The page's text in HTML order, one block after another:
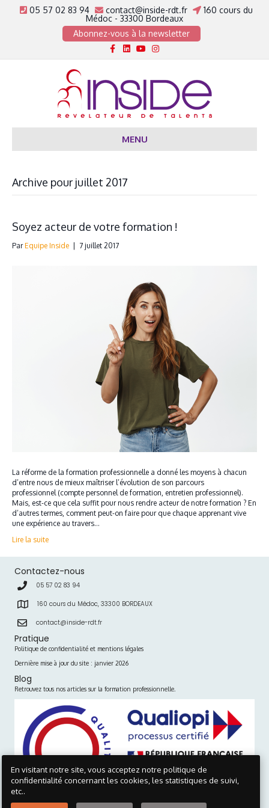
05 57 02 83 94 contact@inside-rdt.fr
160 cours du
Médoc - 33300 Bordeaux
Abonnez-vous à la newsletter
Facebook
LinkedinYoutube
Instagram
MENU
Archive pour juillet 2017
Soyez acteur de votre formation !
ParEquipe Inside 7 juillet 2017
La réforme de la formation professionnelle a donné les moyens à chacun
d’entre nous de mieux maîtriser l’évolution de son parcours
professionnel (compte personnel de formation, entretien professionnel).
Mais, est-ce que cela suffit pour nous rendre acteur de notre formation ? En
d’autres termes, comment peut-on faire pour que chaque apprenant vive
une expérience au travers…
Lire la suite
Contactez-nous
05 57 02 83 94
160 cours du Médoc, 33300 BORDEAUX
contact@inside-rdt.fr
Pratique
Politique de confidentialité et mentions légales
Dernière mise à jour du site : janvier 2026
Blog
Retrouvez tous nos articles sur la formation professionnelle.
Visionner le certificat >>
En visitant notre site, vous acceptez notre politique de
confidentialité concernant les cookies, les statistiques de suivi,
etc..